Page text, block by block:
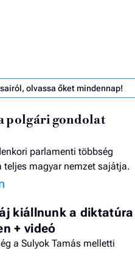
olvassa őket mindennap!
polgári gondolat
parlamenti többség
magyar nemzet sajátja.
kiállnunk a diktatúra
+ videó
a Sulyok Tamás melletti